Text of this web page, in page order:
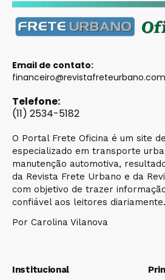
Email de contato:
Telefone:
(11) 2534-5182
O Portal Frete Oficina é um site
especializado em transporte
manutenção automotiva,
da Revista Frete Urbano e da
com objetivo de trazer
confiável aos leitores diariamente.
Por Carolina Vilanova
Institucional